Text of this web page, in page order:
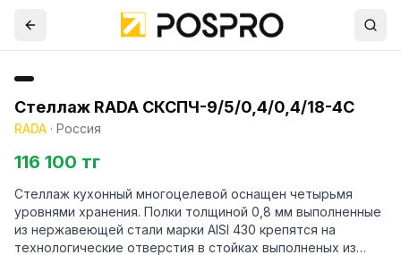
Стеллаж RADA СКСПЧ-9/5/0,4/0,4/18-4С
RADA · Россия
116 100 тг
Стеллаж кухонный многоцелевой оснащен четырьмя
уровнями хранения. Полки толщиной 0,8 мм выполненные
из нержавеющей стали марки AISI 430 крепятся на
технологические отверстия в стойках выполненых из